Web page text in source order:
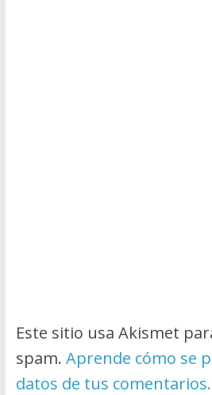
Este sitio usa Akismet
spam. Aprende cómo se
datos de tus comentarios.